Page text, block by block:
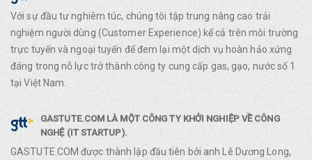
Với sự đầu tư nghiêm túc, chúng tôi tập trung nâng cao trải
nghiệm người dùng (Customer Experience) kể cả trên môi trường
trực tuyến và ngoại tuyến để đem lại một dịch vụ hoàn hảo xứng
đáng trong nỗ lực trở thành công ty cung cấp gas, gạo, nước số 1
tại Việt Nam.
GASTUTE.COM LÀ MỘT CÔNG TY KHỞI NGHIỆP VỀ CÔNG
NGHỆ (IT STARTUP).
GASTUTE.COM được thành lập đầu tiên bởi anh Lê Dương Long,